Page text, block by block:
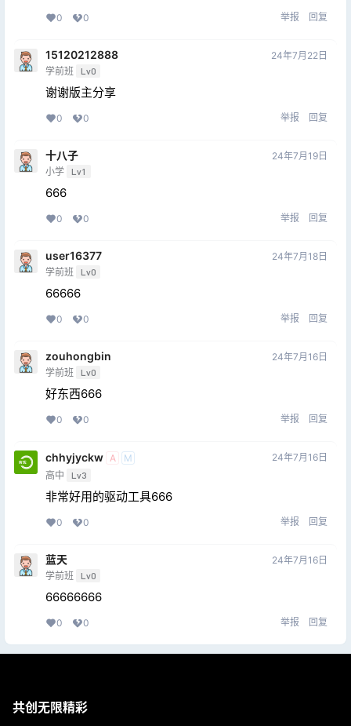
0 0 举报 回复
15120212888
学前班 Lv0
24年7月22日
谢谢版主分享
0 0 举报 回复
十八子
小学 Lv1
24年7月19日
666
0 0 举报 回复
user16377
学前班 Lv0
24年7月18日
66666
0 0 举报 回复
zouhongbin
学前班 Lv0
24年7月16日
好东西666
0 0 举报 回复
chhyjyckw A
M
高中
Lv3
24年7月16日
非常好用的驱动工具666
0 0 举报 回复
蓝天
学前班 Lv0
24年7月16日
66666666
0 0 举报 回复
共创无限精彩